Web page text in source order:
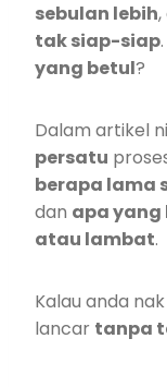
sebulan lebih
tak siap-siap
yang betul?
Dalam artikel
persatu
berapa lama
dan apa yang
atau lambat.
Kalau anda
lancar tanpa